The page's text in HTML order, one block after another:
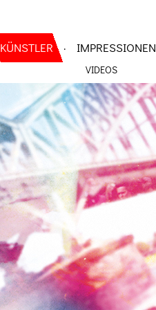
KÜNSTLER · IMPRESSIONEN
VIDEOS